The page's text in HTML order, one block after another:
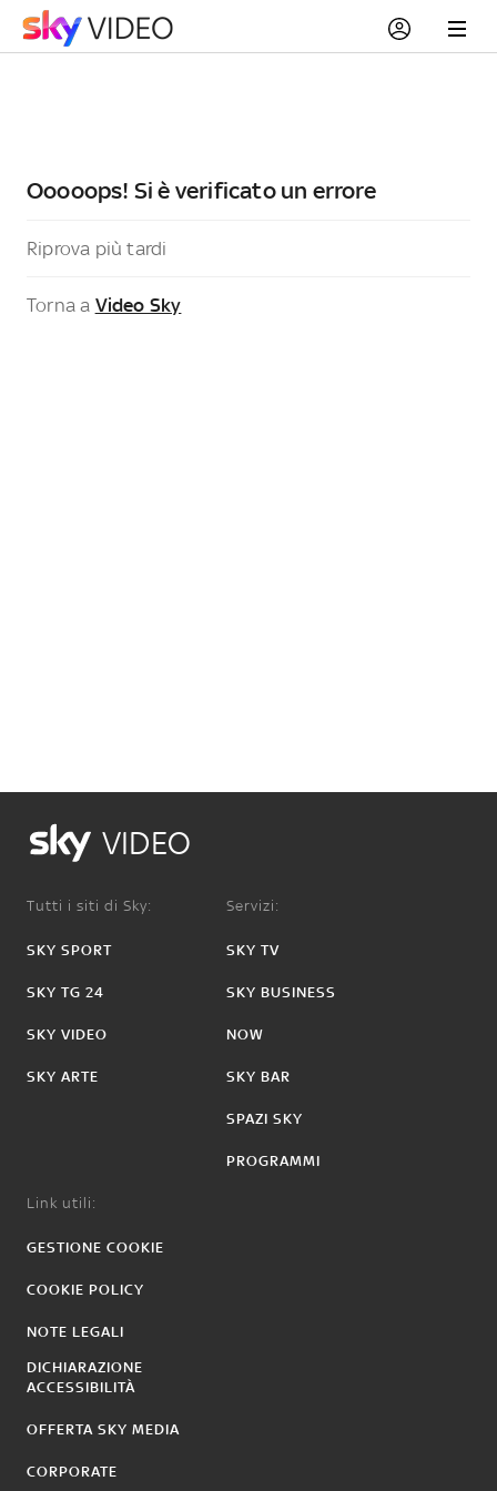
Ooooops! Si è verificato un errore
Riprova più tardi
Torna a Video Sky
VIDEO
Tutti i siti di Sky:
SKY SPORT
SKY TG 24
SKY VIDEO
SKY ARTE
Servizi:
SKY TV
SKY BUSINESS
NOW
SKY BAR
SPAZI SKY
PROGRAMMI
Link utili:
GESTIONE COOKIE
COOKIE POLICY
NOTE LEGALI
DICHIARAZIONE
ACCESSIBILITÀ
OFFERTA SKY MEDIA
CORPORATE